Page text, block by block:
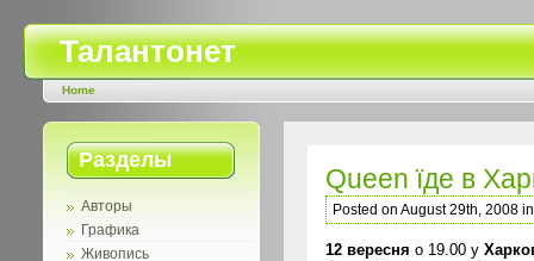
Талантонет
Home
Разделы
Авторы
Графика
Живопись
Queen їде в
Posted on August 29th, 2008
12 вересня о 19.00 у